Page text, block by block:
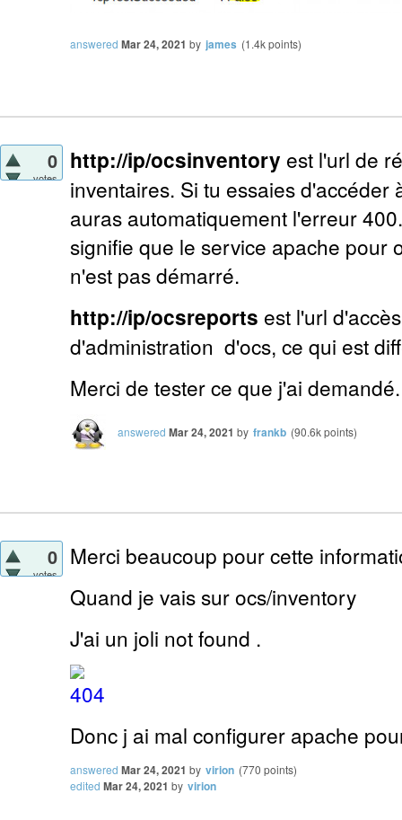
answered Mar 24, 2021 by james (1.4kpoints)
0
votes
http://ip/ocsinventory est l'url de
inventaires. Si tu essaies d'accéder
auras automatiquement l'erreur
signifie que le service apache pour
n'est pas démarré.
http://ip/ocsreports est l'url
d'administration d'ocs, ce qui est
Merci de tester ce que j'ai demandé.
answered Mar 24, 2021 by frankb (90.6kpoints)
0
votes
Merci beaucoup pour cette
Quand je vais sur ocs/inventory
J'ai un joli not found .
Donc j ai mal configurer apache
answered Mar 24, 2021 by virion (770 points)
edited Mar 24, 2021 by virion